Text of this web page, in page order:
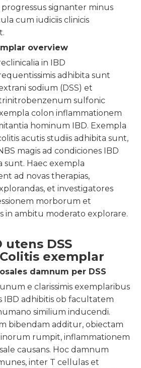
signanter minus
cum iudiciis clinicis
overview
in IBD
adhibita sunt
sodium (DSS) et
sulfonic
colon inflammationem
hominum IBD. Exempla
acutis studiis adhibita sunt,
magis ad condiciones IBD
sunt. Haec exempla
ad novas therapias,
et investigatores
morborum et
in ambitu moderato explorare.
utens DSS
exemplar
damnum per DSS
e clarissimis exemplaribus
IBD adhibitis ob facultatem
similium inducendi.
bibendam additur, obiectam
rumpit, inflammationem
causans. Hoc damnum
inter T cellulas et